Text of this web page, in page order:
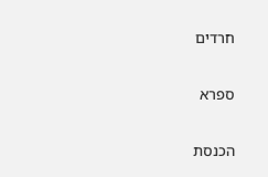
חרדים
ספרא
הכנסת